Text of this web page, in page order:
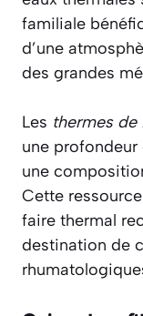
familiale
d’une
des grandes
Les thermes de
une
une
Cette
faire thermal
destination de